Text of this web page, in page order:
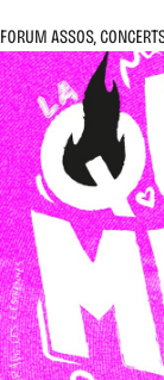
FORUM ASSOS,